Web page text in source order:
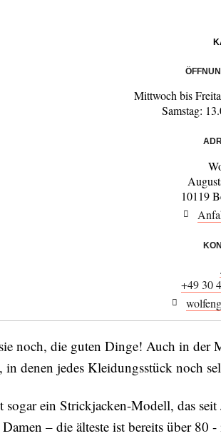
Mittwoch bis
Samstag:
10119
+49 30
noch, die guten Dinge! Auch in der
in denen jedes Kleidungsstück noch
sogar ein Strickjacken-Modell, das
– die älteste ist bereits über